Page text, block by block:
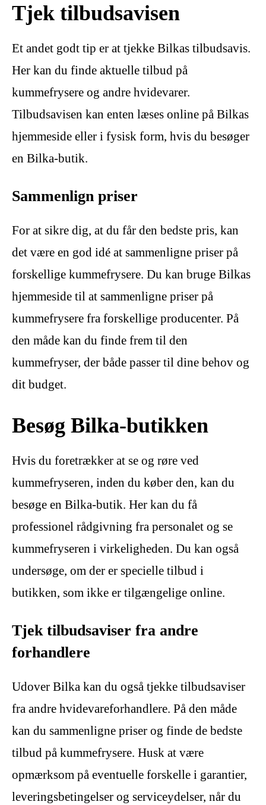
Tjek tilbudsavisen
Et andet godt tip er at tjekke Bilkas tilbudsavis.
Her kan du finde aktuelle tilbud på
kummefrysere og andre hvidevarer.
Tilbudsavisen kan enten læses online på Bilkas
hjemmeside eller i fysisk form, hvis du besøger
en Bilka-butik.
Sammenlign priser
For at sikre dig, at du får den bedste pris, kan
det være en god idé at sammenligne priser på
forskellige kummefrysere. Du kan bruge Bilkas
hjemmeside til at sammenligne priser på
kummefrysere fra forskellige producenter. På
den måde kan du finde frem til den
kummefryser, der både passer til dine behov og
dit budget.
Besøg Bilka-butikken
Hvis du foretrækker at se og røre ved
kummefryseren, inden du køber den, kan du
besøge en Bilka-butik. Her kan du få
professionel rådgivning fra personalet og se
kummefryseren i virkeligheden. Du kan også
undersøge, om der er specielle tilbud i
butikken, som ikke er tilgængelige online.
Tjek tilbudsaviser fra andre
forhandlere
Udover Bilka kan du også tjekke tilbudsaviser
fra andre hvidevareforhandlere. På den måde
kan du sammenligne priser og finde de bedste
tilbud på kummefrysere. Husk at være
opmærksom på eventuelle forskelle i garantier,
leveringsbetingelser og serviceydelser, når du